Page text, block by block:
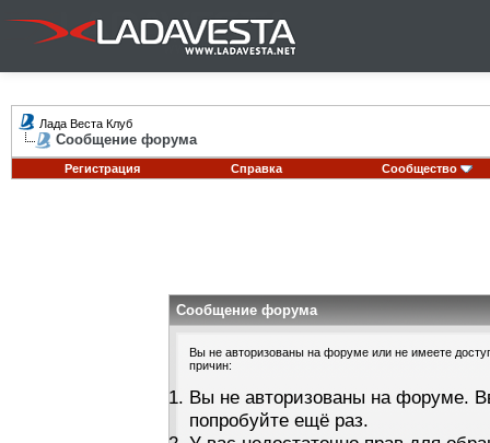
Лада Веста Клуб
Сообщение форума
Регистрация Справка Сообщество
Сообщение форума
Вы не авторизованы на форуме или не имеете
причин:
Вы не авторизованы на форуме.
попробуйте ещё раз.